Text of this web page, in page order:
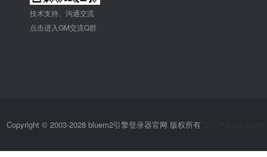
技术支持、沟通交流
点击进入GM交流Q群
Copyright © 2003-2028 bluem2引擎登录器官网 版权所有